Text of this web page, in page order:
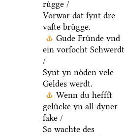
ruͤgge /
Vorwar dat ſynt dre
vaſte bruͤgge.
Gude Fruͤnde vnd
ein vorſocht Schwerdt
/
Synt yn noͤden vele
Geldes werdt.
Wenn du heffſt
geluͤcke yn all dyner
ſake /
So wachte des